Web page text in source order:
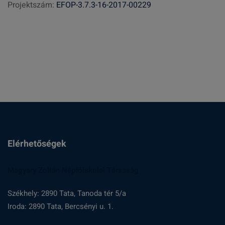
é
Projektszám: EFOP-3.7.3-16-2017-00229
Elérhetőségek
Székhely: 2890 Tata, Tanoda tér 5/a
Iroda: 2890 Tata, Bercsényi u. 1.